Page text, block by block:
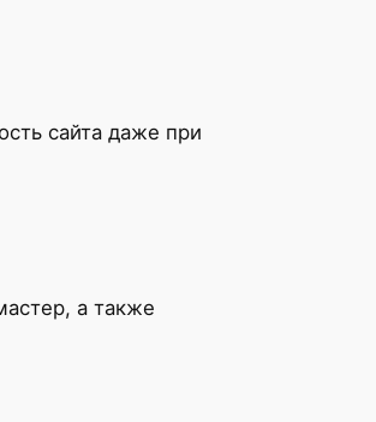
сайта даже при
а также